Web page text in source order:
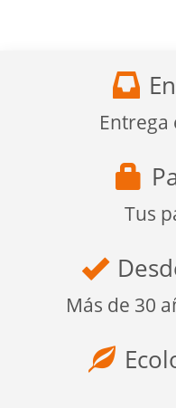
Entrega
Tus
Más de 30